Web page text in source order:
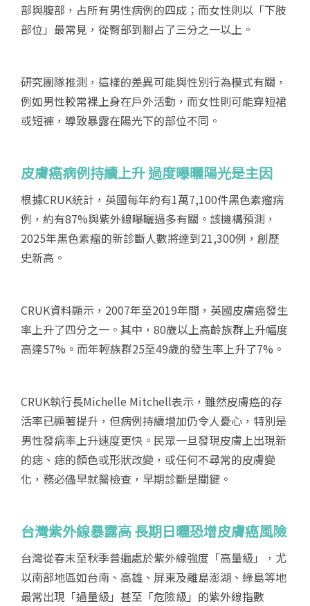
部與腹部，占所有男性病例的四成；而女性則以「下肢
部位」最常見，從臀部到腳占了三分之一以上。
研究團隊推測，這樣的差異可能與性別行為模式有關，
例如男性較常裸上身在戶外活動，而女性則可能穿短裙
或短褲，導致暴露在陽光下的部位不同。
皮膚癌病例持續上升過度曝曬陽光是主因
根據CRUK統計，英國每年約有1萬7,100件黑色素瘤病
例，約有87%與紫外線曝曬過多有關。該機構預測，
2025年黑色素瘤的新診斷人數將達到21,300例，創歷
史新高。
CRUK資料顯示，2007年至2019年間，英國皮膚癌發生
率上升了四分之一。其中，80歲以上高齡族群上升幅度
高達57%。而年輕族群25至49歲的發生率上升了7%。
CRUK執行長Michelle Mitchell表示，雖然皮膚癌的存
活率已顯著提升，但病例持續增加仍令人憂心，特別是
男性發病率上升速度更快。民眾一旦發現皮膚上出現新
的痣、痣的顏色或形狀改變，或任何不尋常的皮膚變
化，務必儘早就醫檢查，早期診斷是關鍵。
台灣紫外線暴露高長期日曬恐增皮膚癌風險
台灣從春末至秋季普遍處於紫外線強度「高量級」，尤
以南部地區如台南、高雄、屏東及離島澎湖、綠島等地
最常出現「過量級」甚至「危險級」的紫外線指數